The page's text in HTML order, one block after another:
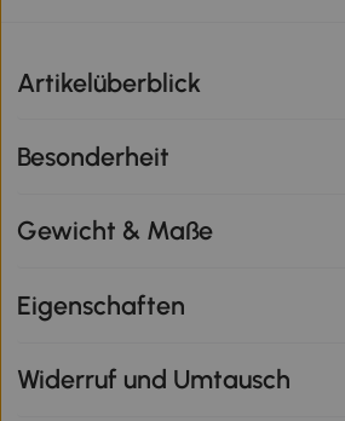
Artikelüberblick
Besonderheit
Gewicht & Maße
Eigenschaften
Widerruf und Umtausch